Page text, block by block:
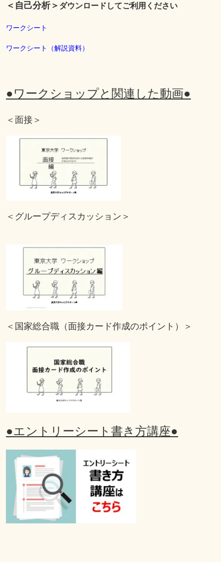
＜自己分析＞ ダウンロードしてご利用ください
ワークシート
ワークシート（解説資料）
●ワークショップと関連した動画●
＜面接＞
＜グループディスカッション＞
＜国家総合職（面接カード作成のポイント）＞
●エントリーシート書き方講座●